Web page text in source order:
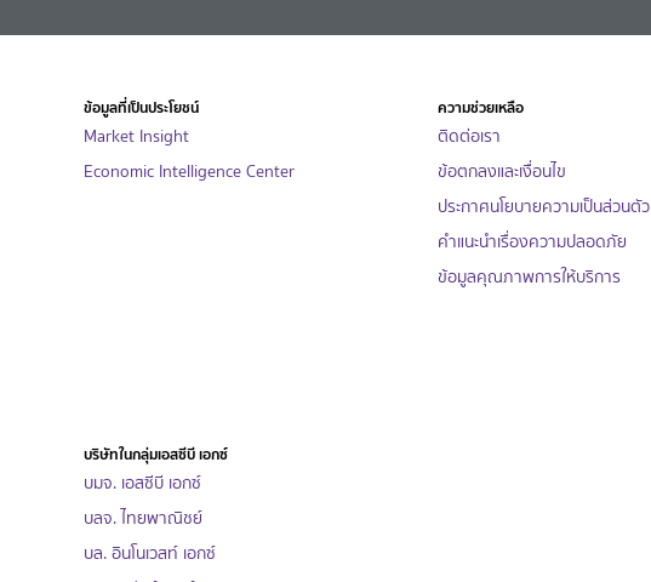
ข้อมูลที่เป็นประโยชน์
Market Insight
Economic Intelligence Center
ความช่วยเหลือ
ติดต่อเรา
ข้อตกลงและเงื่อนไข
ประกาศนโยบายความเป็นส่วนตัว
คำแนะนำเรื่องความปลอดภัย
ข้อมูลคุณภาพการให้บริการ
บริษัทในกลุ่มเอสซีบี เอกซ์
บมจ. เอสซีบี เอกซ์
บลจ. ไทยพาณิชย์
บล. อินโนเวสท์ เอกซ์